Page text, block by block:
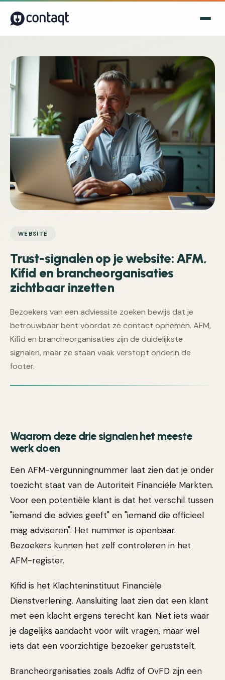
WEBSITE
Trust-signalen op je website: AFM,
Kifid en brancheorganisaties
zichtbaar inzetten
Bezoekers van een adviessite zoeken bewijs dat je
betrouwbaar bent voordat ze contact opnemen. AFM,
Kifid en brancheorganisaties zijn de duidelijkste
signalen, maar ze staan vaak verstopt onderin de
footer.
Waarom deze drie signalen het meeste
werk doen
Een AFM-vergunningnummer laat zien dat je onder
toezicht staat van de Autoriteit Financiële Markten.
Voor een potentiële klant is dat het verschil tussen
"iemand die advies geeft" en "iemand die officieel
mag adviseren". Het nummer is openbaar.
Bezoekers kunnen het zelf controleren in het
AFM-register.
Kifid is het Klachteninstituut Financiële
Dienstverlening. Aansluiting laat zien dat een klant
met een klacht ergens terecht kan. Niet iets waar
je dagelijks aandacht voor wilt vragen, maar wel
iets dat een voorzichtige bezoeker geruststelt.
Brancheorganisaties zoals Adfiz of OvFD zijn een